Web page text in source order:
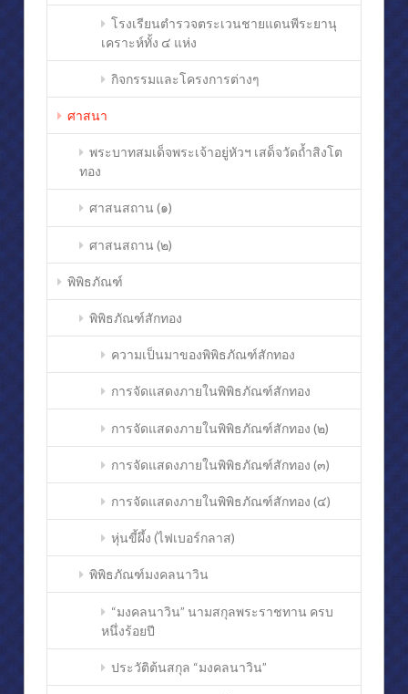
โรงเรียนตำรวจตระเวนชายแดนพีระยานุ
เคราะห์ทั้ง ๔ แห่ง
กิจกรรมและโครงการต่างๆ
ศาสนา
พระบาทสมเด็จพระเจ้าอยู่หัวฯ เสด็จวัดถ้ำสิงโต
ทอง
ศาสนสถาน (๑)
ศาสนสถาน (๒)
พิพิธภัณฑ์
พิพิธภัณฑ์สักทอง
ความเป็นมาของพิพิธภัณฑ์สักทอง
การจัดแสดงภายในพิพิธภัณฑ์สักทอง
การจัดแสดงภายในพิพิธภัณฑ์สักทอง (๒)
การจัดแสดงภายในพิพิธภัณฑ์สักทอง (๓)
การจัดแสดงภายในพิพิธภัณฑ์สักทอง (๔)
หุ่นขี้ผึ้ง (ไฟเบอร์กลาส)
พิพิธภัณฑ์มงคลนาวิน
“มงคลนาวิน” นามสกุลพระราชทาน ครบ
หนึ่งร้อยปี
ประวัติต้นสกุล “มงคลนาวิน”